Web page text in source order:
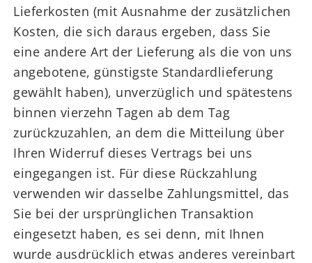
Lieferkosten (mit Ausnahme der zusätzlichen
Kosten, die sich daraus ergeben, dass Sie
eine andere Art der Lieferung als die von uns
angebotene, günstigste Standardlieferung
gewählt haben), unverzüglich und spätestens
binnen vierzehn Tagen ab dem Tag
zurückzuzahlen, an dem die Mitteilung über
Ihren Widerruf dieses Vertrags bei uns
eingegangen ist. Für diese Rückzahlung
verwenden wir dasselbe Zahlungsmittel, das
Sie bei der ursprünglichen Transaktion
eingesetzt haben, es sei denn, mit Ihnen
wurde ausdrücklich etwas anderes vereinbart